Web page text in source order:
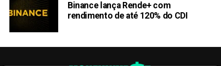
Binance lança Rende+ com
rendimento de até 120% do CDI